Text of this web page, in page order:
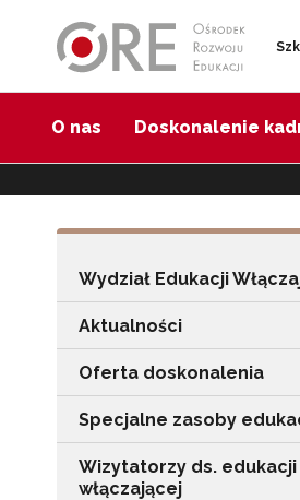
O nas Doskonalenie
Wydział Edukacji
Aktualności
Oferta doskonalenia
Specjalne zasoby
Wizytatorzy ds. edukacji
włączającej